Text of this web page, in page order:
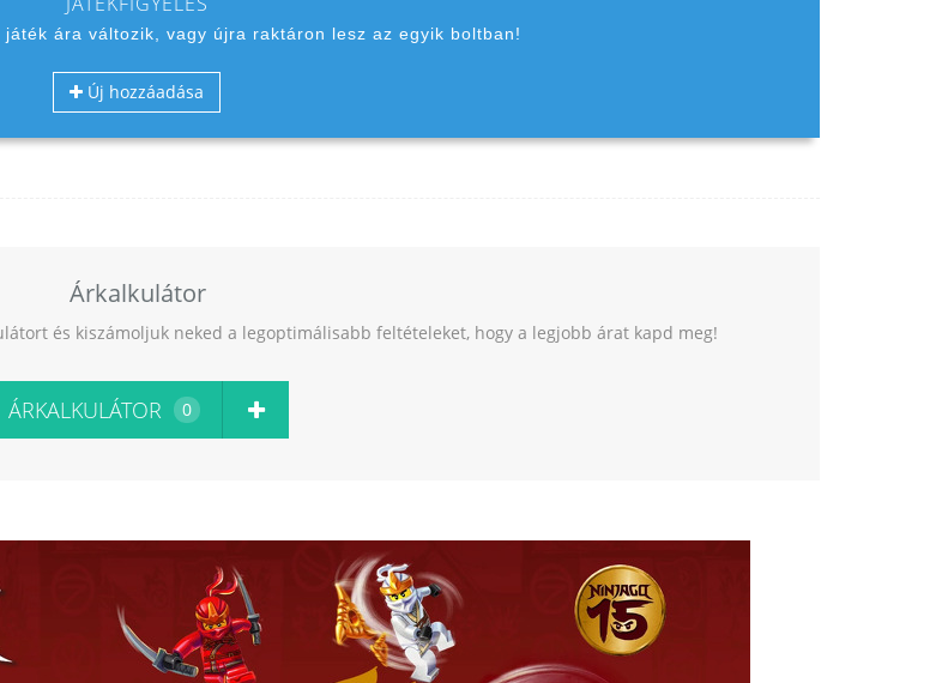
ára változik, vagy újra raktáron lesz az egyik boltban!
Új hozzáadása
Árkalkulátor
és kiszámoljuk neked a legoptimálisabb feltételeket, hogy a legjobb árat kapd meg!
ÁRKALKULÁTOR 0